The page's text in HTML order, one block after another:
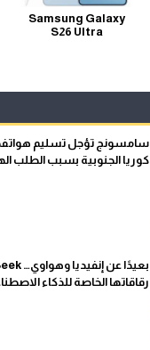
Samsung Galaxy
S26 Ultra
سامسونج تؤجل تسليم
كوريا الجنوبية بسبب الطلب
رقاقاتها الخاصة للذكاء